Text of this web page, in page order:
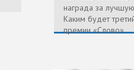
награда за
Каким будет
премии «Слово»